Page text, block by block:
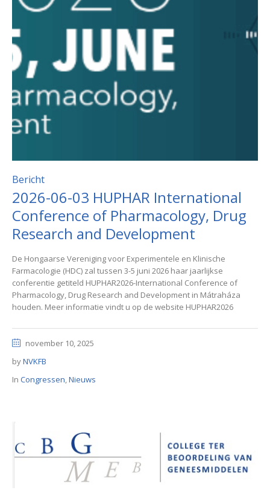
Bericht
2026-06-03 HUPHAR International
Conference of Pharmacology, Drug
Research and Development
De Hongaarse Vereniging voor Experimentele en Klinische
Farmacologie (HDC) zal tussen 3-5 juni 2026 haar jaarlijkse
conferentie getiteld HUPHAR2026-International Conference of
Pharmacology, Drug Research and Development in Mátraháza
houden. Meer informatie vindt u op de website HUPHAR2026
november 10, 2025
byNVKFB
In Congressen,Nieuws